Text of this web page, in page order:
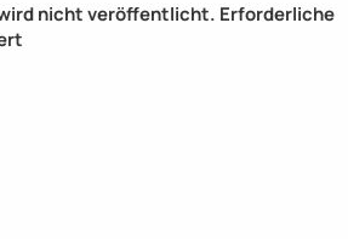
nicht veröffentlicht. Erforderliche